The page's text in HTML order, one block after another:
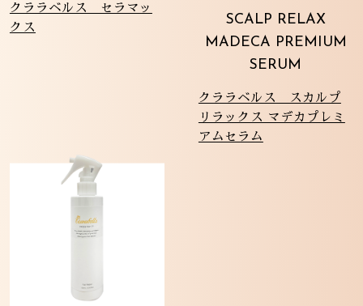
クララベルス セラマッ
クス
SCALP RELAX
MADECA PREMIUM
SERUM
クララベルス スカルプ
リラックス マデカプレミ
アムセラム